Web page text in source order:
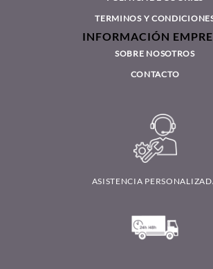
INFORMACIÓN LEGAL
SOBRE NOSOTROS
CONTACTO